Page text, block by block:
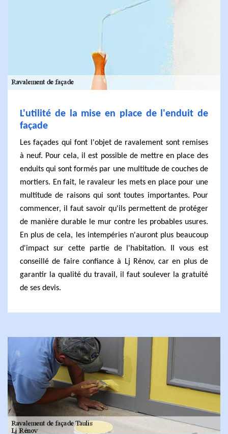
L'utilité de la mise en place de l'enduit de
façade
Les façades qui font l'objet de ravalement sont remises
à neuf. Pour cela, il est possible de mettre en place des
enduits qui sont formés par une multitude de couches de
mortiers. En fait, le ravaleur les mets en place pour une
multitude de raisons qui sont toutes importantes. Pour
commencer, il faut savoir qu'ils permettent de protéger
de manière durable le mur contre les probables usures.
En plus de cela, les intempéries n'auront plus beaucoup
d'impact sur cette partie de l'habitation. Il vous est
conseillé de faire confiance à Lj Rénov, car en plus de
garantir la qualité du travail, il faut soulever la gratuité
de ses devis.